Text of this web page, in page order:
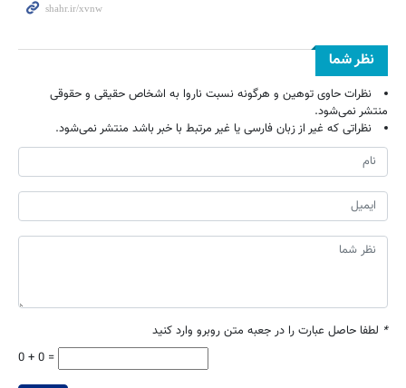
نظر شما
نظرات حاوی توهین و هرگونه نسبت ناروا به اشخاص حقیقی و حقوقی
منتشر نمی‌شود.
نظراتی که غیر از زبان فارسی یا غیر مرتبط با خبر باشد منتشر نمی‌شود.
* لطفا حاصل عبارت را در جعبه متن روبرو وارد کنید
0 + 0 =